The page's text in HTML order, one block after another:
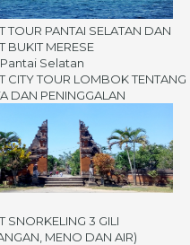
TOUR PANTAI SELATAN DAN
BUKIT MERESE
CITY TOUR LOMBOK TENTANG
DAN PENINGGALAN
SNORKELING 3 GILI
MENO DAN AIR)